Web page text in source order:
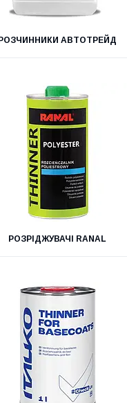
РОЗЧИННИКИ АВТОТРЕЙД
РОЗРІДЖУВАЧІ RANAL